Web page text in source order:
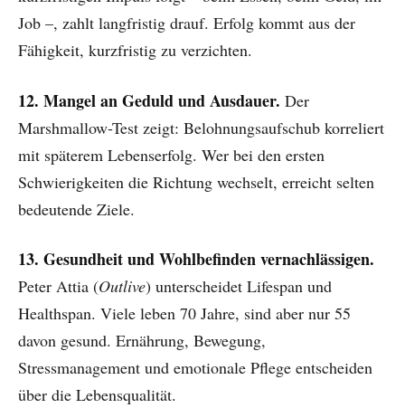
Job –, zahlt langfristig drauf. Erfolg kommt aus der
Fähigkeit, kurzfristig zu verzichten.
12. Mangel an Geduld und Ausdauer. Der
Marshmallow-Test zeigt: Belohnungsaufschub korreliert
mit späterem Lebenserfolg. Wer bei den ersten
Schwierigkeiten die Richtung wechselt, erreicht selten
bedeutende Ziele.
13. Gesundheit und Wohlbefinden vernachlässigen.
Peter Attia (Outlive) unterscheidet Lifespan und
Healthspan. Viele leben 70 Jahre, sind aber nur 55
davon gesund. Ernährung, Bewegung,
Stressmanagement und emotionale Pflege entscheiden
über die Lebensqualität.